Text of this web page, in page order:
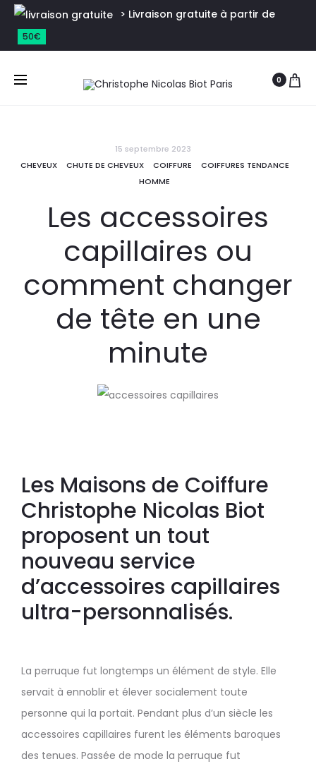
> Livraison gratuite à partir de
50€
0
15 septembre 2023
CHEVEUX
CHUTE DE CHEVEUX COIFFURE
COIFFURES TENDANCE
HOMME
Les accessoires
capillaires ou
comment changer
de tête en une
minute
Les Maisons de Coiffure
Christophe Nicolas Biot
proposent un tout
nouveau service
d’accessoires capillaires
ultra-personnalisés.
La perruque fut longtemps un élément de style. Elle
servait à ennoblir et élever socialement toute
personne qui la portait. Pendant plus d’un siècle les
accessoires capillaires furent les éléments baroques
des tenues. Passée de mode la perruque fut